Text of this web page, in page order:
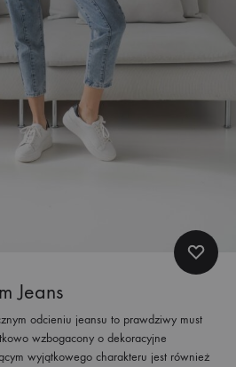
Jeans
odcieniu jeansu to prawdziwy must
wzbogacony o dekoracyjne
wyjątkowego charakteru jest również